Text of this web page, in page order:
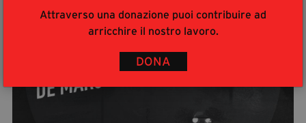
Attraverso una donazione puoi contribuire ad
arricchire il nostro lavoro.
DONA